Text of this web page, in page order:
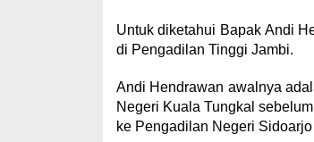
Untuk diketahui Bapak Andi
di Pengadilan Tinggi Jambi.
Andi Hendrawan awalnya
Negeri Kuala Tungkal
ke Pengadilan Negeri